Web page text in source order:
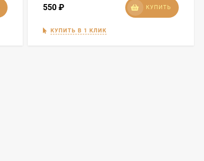
550 ₽ КУПИТЬ
КУПИТЬ В 1 КЛИК